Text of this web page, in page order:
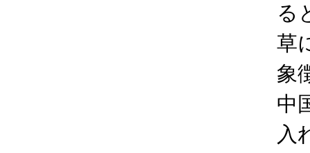
る
草
象
中
入